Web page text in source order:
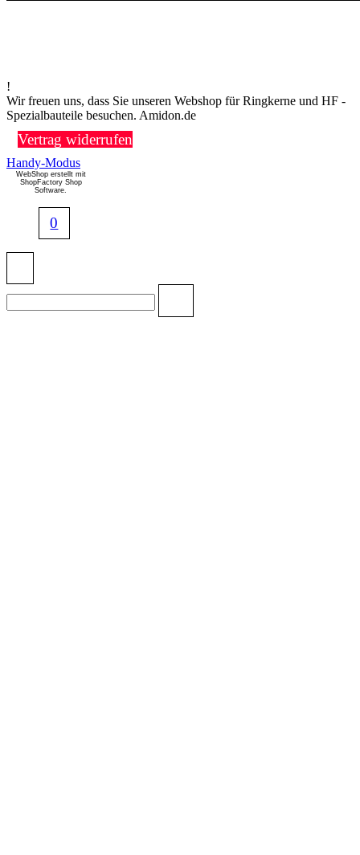
!
Wir freuen uns, dass Sie unseren Webshop für Ringkerne und HF -
Spezialbauteile besuchen. Amidon.de
Vertrag widerrufen
Handy-Modus
WebShop erstellt mit
ShopFactory Shop
Software.
0